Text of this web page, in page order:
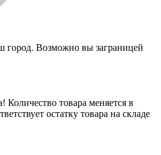
город. Возможно вы заграницей
Количество товара меняется в
остатку товара на складе